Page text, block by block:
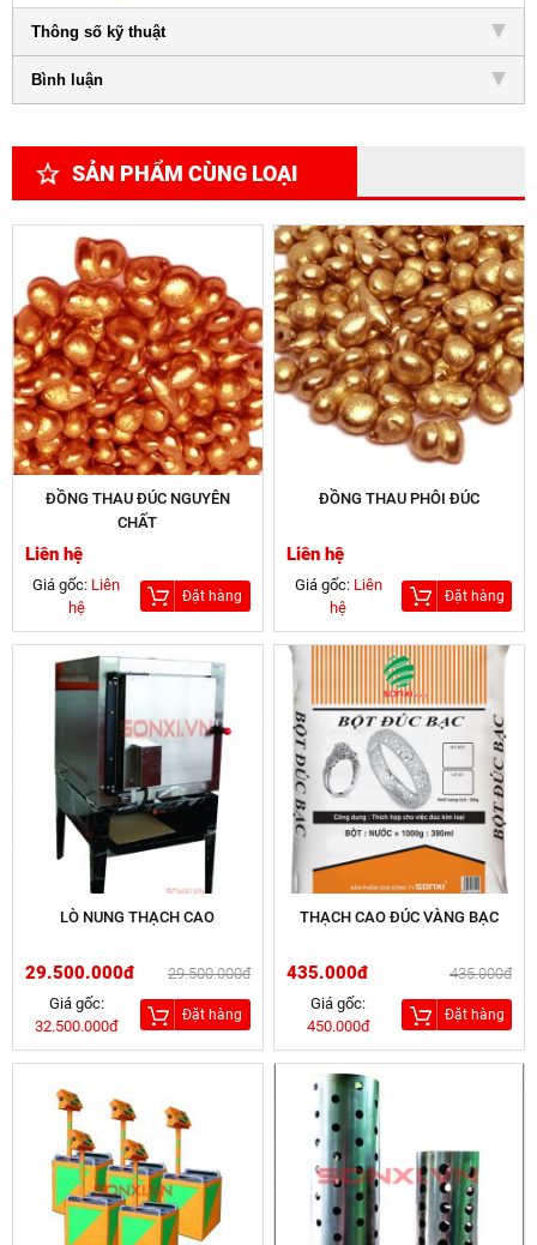
Thông số kỹ thuật
Bình luận
SẢN PHẨM CÙNG LOẠI
ĐỒNG THAU ĐÚC NGUYÊN
CHẤT
Liên hệ
Giá gốc: Liên
hệ
Đặt hàng
ĐỒNG THAU PHÔI ĐÚC
Liên hệ
Giá gốc: Liên
hệ
Đặt hàng
LÒ NUNG THẠCH CAO
29.500.000đ
29.500.000đ
Giá gốc:
32.500.000đ
Đặt hàng
THẠCH CAO ĐÚC VÀNG BẠC
435.000đ
435.000đ
Giá gốc:
450.000đ
Đặt hàng